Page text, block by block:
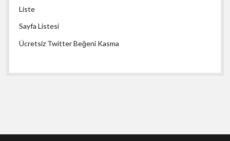
Liste
Sayfa Listesi
Ücretsiz Twitter Beğeni Kasma